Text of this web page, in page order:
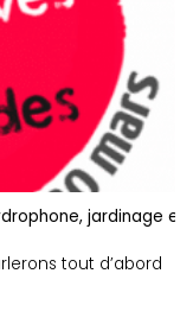
jardinage et
tout d’abord